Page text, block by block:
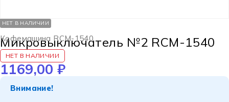
НЕТ В НАЛИЧИИ
Кофемашина RCM-1540
Микровыключатель №2 RCM-1540
НЕТ В НАЛИЧИИ
1169,00 ₽
Внимание!